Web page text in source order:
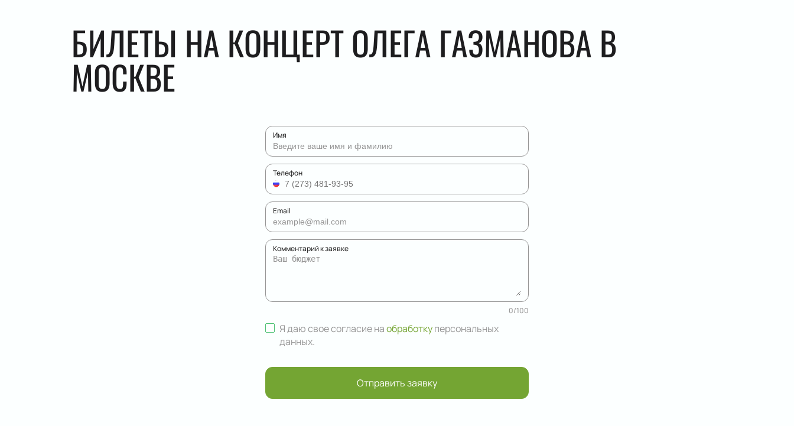
БИЛЕТЫ НА КОНЦЕРТ ОЛЕГА ГАЗМАНОВА В
МОСКВЕ
Имя
Телефон
Email
Комментарий к заявке
0/100
Я даю свое согласие наобработкуперсональных
данных.
Отправить заявку